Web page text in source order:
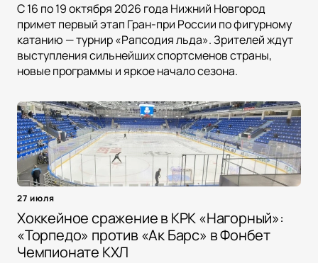
С 16 по 19 октября 2026 года Нижний Новгород
примет первый этап Гран-при России по фигурному
катанию — турнир «Рапсодия льда». Зрителей ждут
выступления сильнейших спортсменов страны,
новые программы и яркое начало сезона.
27 июля
Хоккейное сражение в КРК «Нагорный»:
«Торпедо» против «Ак Барс» в Фонбет
Чемпионате КХЛ